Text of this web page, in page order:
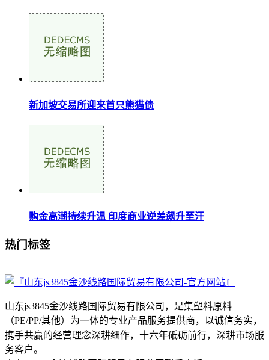
新加坡交易所迎来首只熊猫债
购金高潮持续升温 印度商业逆差飙升至汗
热门标签
山东js3845金沙线路国际贸易有限公司，是集塑料原料
（PE/PP/其他）为一体的专业产品服务提供商，以诚信务实，
携手共赢的经营理念深耕细作，十六年砥砺前行，深耕市场服
务客户。